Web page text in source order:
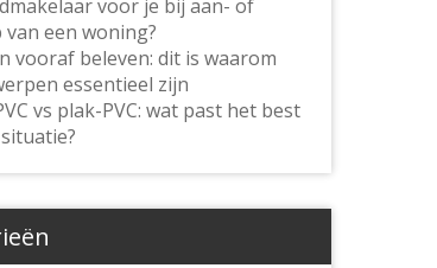
voor je bij aan- of
een woning?
vooraf beleven: dit is waarom
essentieel zijn
vs plak-PVC: wat past het best